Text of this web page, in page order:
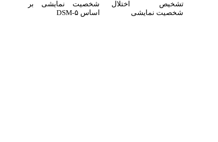
تشخیص اختلال
شخصیت نمایشی
شخصیت نمایشی بر
اساس DSM-۵